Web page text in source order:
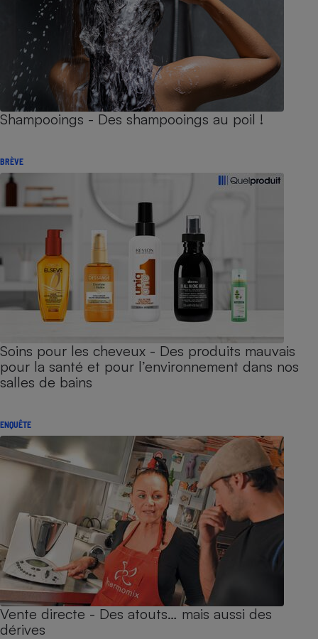
Shampooings - Des shampooings au poil !
BRÈVE
Soins pour les cheveux - Des produits mauvais
pour la santé et pour l’environnement dans nos
salles de bains
ENQUÊTE
Vente directe - Des atouts… mais aussi des
dérives